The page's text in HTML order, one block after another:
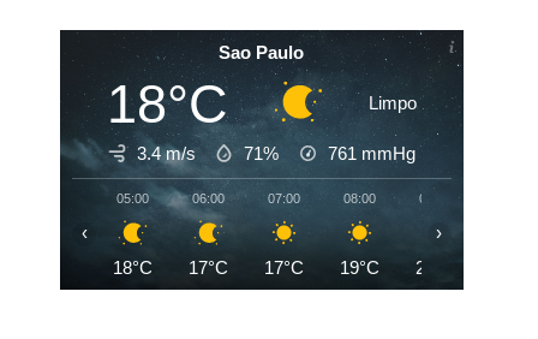
Sao Paulo
18°C Limpo
3.4 m/s 71% 761 mmHg
05:00
18°C
06:00
17°C
07:00
17°C
08:00
19°C
09:00
22°C
‹ ›